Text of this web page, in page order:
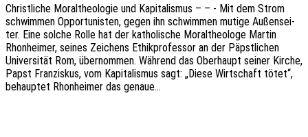
Christ­li­che Moral­theo­lo­gie und Kapi­ta­lis­mus – – - Mit dem Strom
schwim­men Oppor­tu­nis­ten, gegen ihn schwim­men mutige Außen­sei­
ter. Eine solche Rolle hat der katho­li­sche Moral­theo­lo­ge Martin
Rhon­hei­mer, seines Zeichens Ethik­pro­fes­sor an der Päpst­li­chen
Univer­si­tät Rom, über­nom­men. Während das Ober­haupt seiner Kirche,
Papst Fran­zis­kus, vom Kapi­ta­lis­mus sagt: „Diese Wirt­schaft tötet“,
behaup­tet Rhon­hei­mer das genaue…